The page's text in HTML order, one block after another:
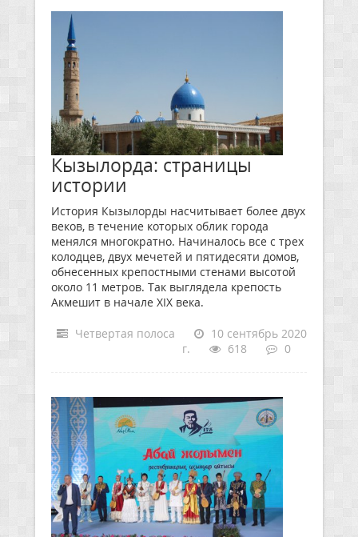
Кызылорда: страницы
истории
История Кызылорды насчитывает более двух
веков, в течение которых облик города
менялся многократно. Начиналось все с трех
колодцев, двух мечетей и пятидесяти домов,
обнесенных крепостными стенами высотой
около 11 метров. Так выглядела крепость
Акмешит в начале XIX века.
Четвертая полоса
10 сентябрь 2020
г.
618 0